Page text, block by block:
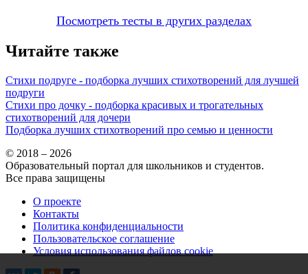
Посмотреть тесты в других разделах
Читайте также
Стихи подруге - подборка лучших стихотворений для лучшей
подруги
Стихи про дочку - подборка красивых и трогательных
стихотворений для дочери
Подборка лучших стихотворений про семью и ценности
© 2018 – 2026
Образовательный портал для школьников и студентов.
Все права защищены
О проекте
Контакты
Политика конфиденциальности
Пользовательское соглашение
Условия использования файлов cookie